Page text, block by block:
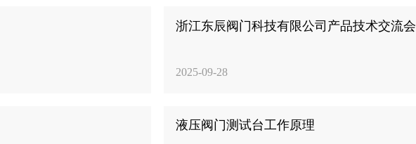
浙江东辰阀门科技有限公司产品技术交流会
2025-09-28
液压阀门测试台工作原理